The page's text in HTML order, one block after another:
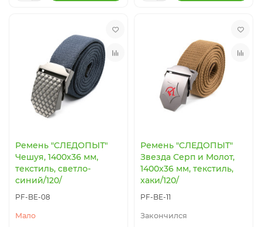
Ремень "СЛЕДОПЫТ"
Чешуя, 1400х36 мм,
текстиль, светло-
синий/120/
PF-BE-08
Мало
Ремень "CЛЕДОПЫТ"
Звезда Серп и Молот,
1400х36 мм, текстиль,
хаки/120/
PF-BE-11
Закончился